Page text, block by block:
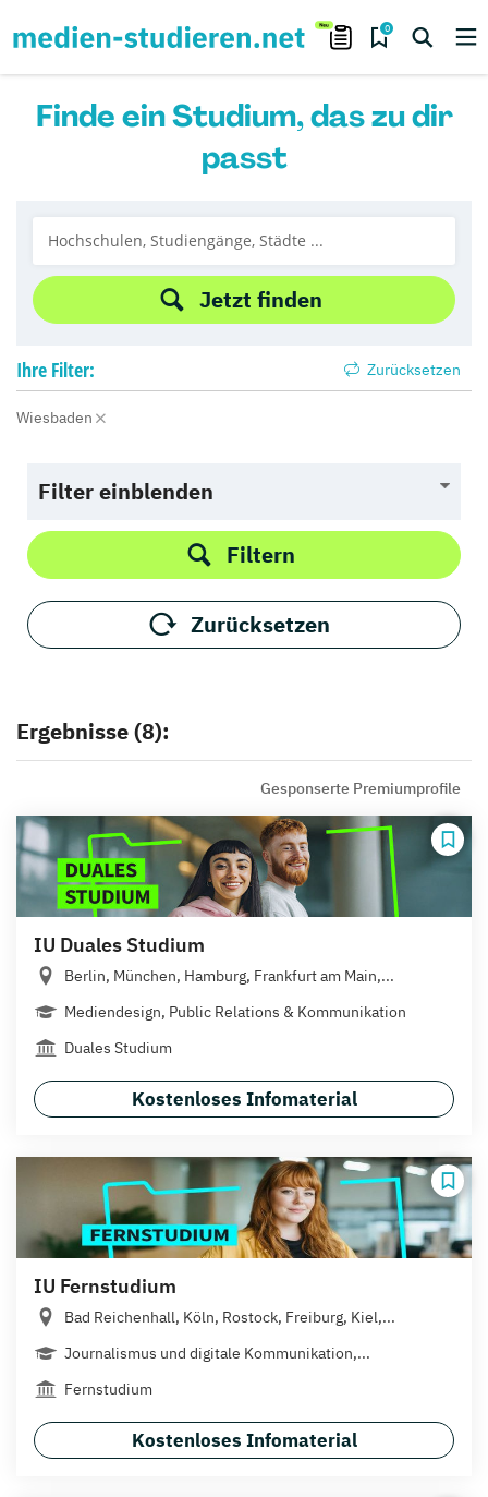
0
Finde ein Studium, das zu dir
passt
Jetzt finden
Ihre Filter: Zurücksetzen
Wiesbaden
Filter einblenden
Filtern
Zurücksetzen
Ergebnisse (8):
Gesponserte Premiumprofile
IU Duales Studium
Berlin, München, Hamburg, Frankfurt am Main,...
Mediendesign, Public Relations & Kommunikation
Duales Studium
Kostenloses Infomaterial
IU Fernstudium
Bad Reichenhall, Köln, Rostock, Freiburg, Kiel,...
Journalismus und digitale Kommunikation,...
Fernstudium
Kostenloses Infomaterial